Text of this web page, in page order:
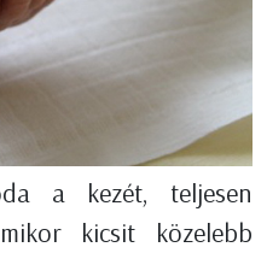
a kezét, teljesen
kicsit közelebb